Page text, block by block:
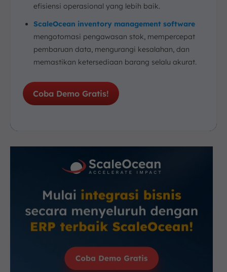
efisiensi operasional yang lebih baik.
ScaleOcean inventory management software
mengotomasi pengawasan stok, mempercepat
pembaruan data, mengurangi kesalahan, dan
memastikan ketersediaan barang selalu akurat.
Coba Demo Gratis!